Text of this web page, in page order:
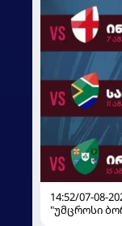
14:52/07-08-
"უმცროსი